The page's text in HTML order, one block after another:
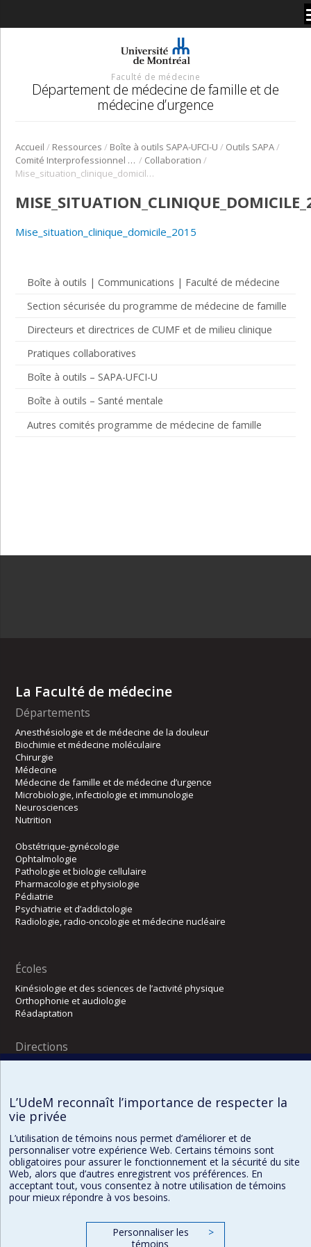
Faculté de médecine
Département de médecine de famille et de
médecine d’urgence
Accueil / Ressources / Boîte à outils SAPA-UFCI-U / Outils SAPA/
Comité Interprofessionnel Interuniversitaire de développement professoral continu CII-DPC (2015) / Collaboration /
Mise_situation_clinique_domicile_2015
Boîte à outils | Communications | Faculté de médecine
Section sécurisée du programme de médecine de famille
Directeurs et directrices de CUMF et de milieu clinique
Pratiques collaboratives
Boîte à outils – SAPA-UFCI-U
Boîte à outils – Santé mentale
Autres comités programme de médecine de famille
Mise_situation_clinique_domicile_2015
La Faculté de médecine
Départements
Anesthésiologie et de médecine de la douleur
Biochimie et médecine moléculaire
Chirurgie
Médecine
Médecine de famille et de médecine d’urgence
Microbiologie, infectiologie et immunologie
Neurosciences
Nutrition
Obstétrique-gynécologie
Ophtalmologie
Pathologie et biologie cellulaire
Pharmacologie et physiologie
Pédiatrie
Psychiatrie et d’addictologie
Radiologie, radio-oncologie et médecine nucléaire
Écoles
Kinésiologie et des sciences de l’activité physique
Orthophonie et audiologie
Réadaptation
Directions
Confidentialité Conditions d’utilisation Paramètres des témoins
L’UdeM reconnaît l’importance de respecter la
vie privée
L’utilisation de témoins nous permet d’améliorer et de
personnaliser votre expérience Web. Certains témoins sont
obligatoires pour assurer le fonctionnement et la sécurité du site
Web, alors que d’autres enregistrent vos préférences. En
acceptant tout, vous consentez à notre utilisation de témoins
pour mieux répondre à vos besoins.
Personnaliser les
témoins
>